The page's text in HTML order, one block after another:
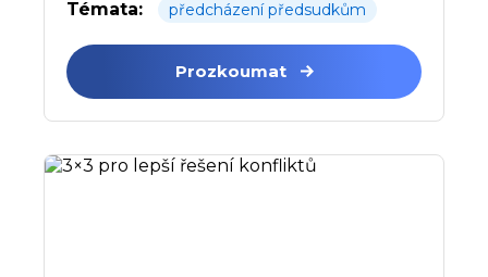
Témata: předcházení předsudkům
Prozkoumat